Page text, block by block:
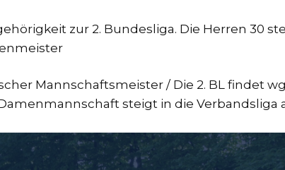
zur 2. Bundesliga. Die Herren 30
Mannschaftsmeister / Die 2. BL findet
steigt in die Verbandsliga